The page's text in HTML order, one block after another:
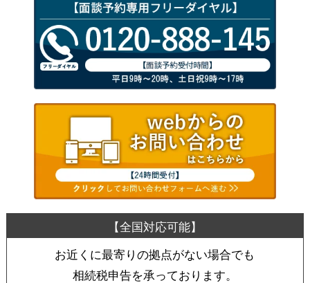
お近くに最寄りの拠点がない場合でも
相続税申告を承っております。